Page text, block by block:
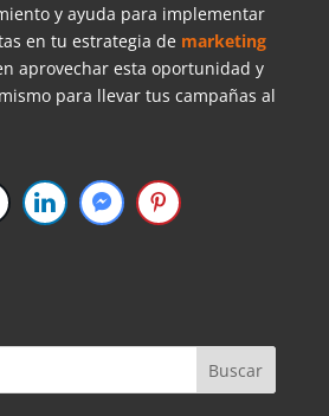
y ayuda para implementar
en tu estrategia de marketing
aprovechar esta oportunidad y
para llevar tus campañas al